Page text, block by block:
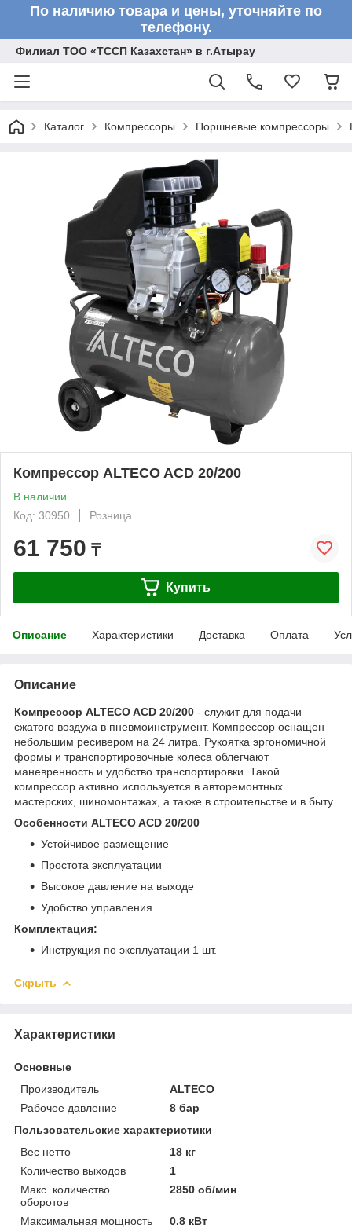
По наличию товара и цены, уточняйте по
телефону.
Филиал ТОО «ТССП Казахстан» в г.Атырау
Каталог Компрессоры Поршневые компрессоры
Компрессор ALTECO ACD 20/200
В наличии
Код: 30950
Розница
61 750 ₸
Купить
Описание Характеристики Доставка Оплата
Описание
Компрессор ALTECO ACD 20/200 - служит для подачи
сжатого воздуха в пневмоинструмент. Компрессор оснащен
небольшим ресивером на 24 литра. Рукоятка эргономичной
формы и транспортировочные колеса облегчают
маневренность и удобство транспортировки. Такой
компрессор активно используется в авторемонтных
мастерских, шиномонтажах, а также в строительстве и в быту.
Особенности ALTECO ACD 20/200
Устойчивое размещение
Простота эксплуатации
Высокое давление на выходе
Удобство управления
Комплектация:
Инструкция по эксплуатации 1 шт.
Скрыть
Характеристики
Основные
Производитель
ALTECO
Рабочее давление
8 бар
Пользовательские характеристики
Вес нетто
18 кг
Количество выходов
1
Макс. количество
оборотов
2850 об/мин
Максимальная мощность
0.8 кВт